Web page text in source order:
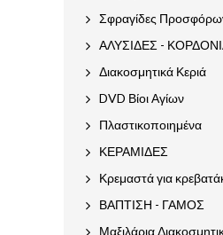
Σφραγίδες
ΑΛΥΣΙΔΕΣ -
Διακοσμητικά Κεριά
DVD Βίοι Αγίων
Πλαστικοποιημένα
ΚΕΡΑΜΙΔΕΣ
Κρεμαστά για
ΒΑΠΤΙΣΗ - ΓΑΜΟΣ
Μαξιλάρια